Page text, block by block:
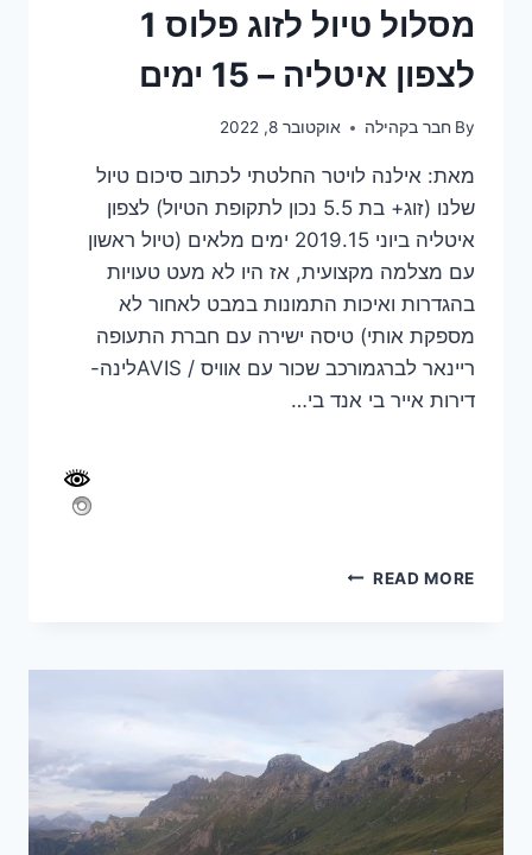
מסלול טיול לזוג פלוס 1
לצפון איטליה – 15 ימים
By חבר בקהילה אוקטובר 8, 2022
מאת: אילנה לויטר החלטתי לכתוב סיכום טיול
שלנו (זוג+ בת 5.5 נכון לתקופת הטיול) לצפון
איטליה ביוני 2019.15 ימים מלאים (טיול ראשון
עם מצלמה מקצועית, אז היו לא מעט טעויות
בהגדרות ואיכות התמונות במבט לאחור לא
מספקת אותי) טיסה ישירה עם חברת התעופה
ריינאר לברגמורכב שכור עם אוויס / AVISלינה-
דירות אייר בי אנד בי…
READ MOREמסלול
1
איטליה
–
15
ימים